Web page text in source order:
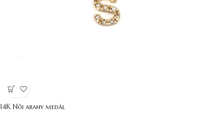
14K Női arany medál